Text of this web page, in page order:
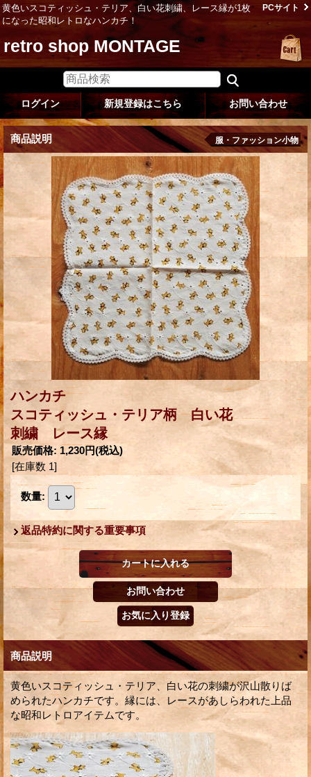
黄色いスコティッシュ・テリア、白い花刺繍、レース縁が1枚
になった昭和レトロなハンカチ！
PCサイト
retro shop MONTAGE
ログイン 新規登録はこちら お問い合わせ
商品説明 服・ファッション小物
ハンカチ
スコティッシュ・テリア柄 白い花
刺繍 レース縁
販売価格: 1,230円(税込)
[在庫数 1]
数量:
返品特約に関する重要事項
商品説明
黄色いスコティッシュ・テリア、白い花の刺繍が沢山散りば
められたハンカチです。縁には、レースがあしらわれた上品
な昭和レトロアイテムです。